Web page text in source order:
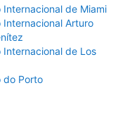
Internacional de Miami
Internacional Arturo
Internacional de Los
do Porto